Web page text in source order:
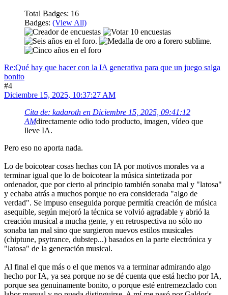
Total Badges: 16
Badges: (View All)
Re:Qué hay que hacer con la IA generativa para que un juego salga
bonito
#4
Diciembre 15, 2025, 10:37:27 AM
Cita de: kadaroth en Diciembre 15, 2025, 09:41:12
AMdirectamente odio todo producto, imagen, vídeo que
lleve IA.
Pero eso no aporta nada.
Lo de boicotear cosas hechas con IA por motivos morales va a
terminar igual que lo de boicotear la música sintetizada por
ordenador, que por cierto al principio también sonaba mal y "latosa"
y echaba atrás a muchos porque no era considerada "algo de
verdad". Se impuso enseguida porque permitía creación de música
asequible, según mejoró la técnica se volvió agradable y abrió la
creación musical a mucha gente, y en retrospectiva no sólo no
sonaba tan mal sino que surgieron nuevos estilos musicales
(chiptune, psytrance, dubstep...) basados en la parte electrónica y
"latosa" de la generación musical.
Al final el que más o el que menos va a terminar admirando algo
hecho por IA, ya sea porque no se dé cuenta que está hecho por IA,
porque sea genuinamente bonito, o porque esté entremezclado con